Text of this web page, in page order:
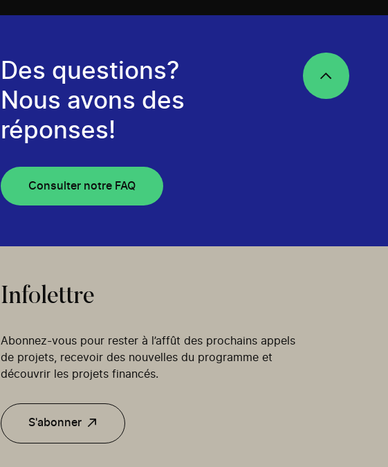
Des questions?
Nous avons des
réponses!
Consulter notre FAQ
Infolettre
Abonnez-vous pour rester à l’affût des prochains appels
de projets, recevoir des nouvelles du programme et
découvrir les projets financés.
S'abonner